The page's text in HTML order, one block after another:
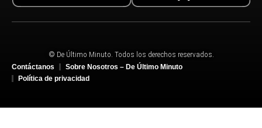
© De Último Minuto. Todos los derechos reservados.
Contáctanos
Sobre Nosotros – De Último Minuto
Política de privacidad